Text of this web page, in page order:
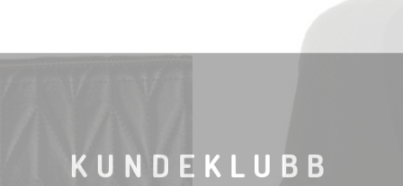
KUNDEKLUBB